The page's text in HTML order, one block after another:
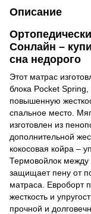
Описание
Сонлайн –
сна недорого
Этот матрас
блока Pocket
повышенную
спальное место.
изготовлен из
дополнительной
кокосовая койра –
Термовойлок
защищает пену от
матраса. Евроборт
жесткость и
прочной и